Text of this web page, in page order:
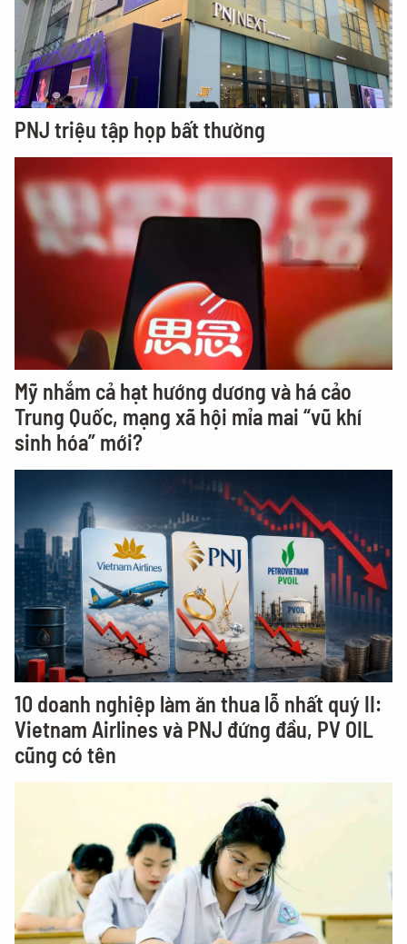
PNJ triệu tập họp bất thường
Mỹ nhắm cả hạt hướng dương và há cảo
Trung Quốc, mạng xã hội mỉa mai “vũ khí
sinh hóa” mới?
10 doanh nghiệp làm ăn thua lỗ nhất quý II:
Vietnam Airlines và PNJ đứng đầu, PV OIL
cũng có tên